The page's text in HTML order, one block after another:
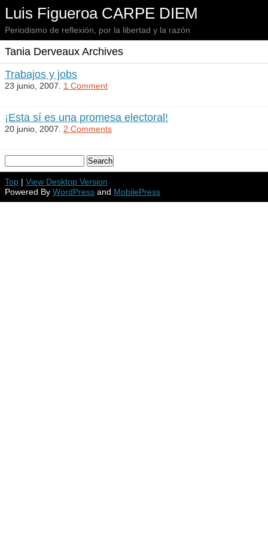
Luis Figueroa CARPE DIEM
Periodismo de reflexión, por la libertad y la razón
Tania Derveaux Archives
Trabajos y jobs
23 junio, 2007. 1 Comment
¡Esta sí es una promesa electoral!
20 junio, 2007. 2 Comments
Top | View Desktop Version
Powered By WordPress and MobilePress